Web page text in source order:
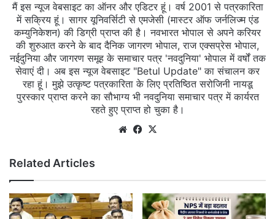
मैं इस न्यूज वेबसाइट का ऑनर और एडिटर हूं। वर्ष 2001 से पत्रकारिता
में सक्रिय हूं। सागर यूनिवर्सिटी से एमजेसी (मास्टर ऑफ जर्नलिज्म एंड
कम्युनिकेशन) की डिग्री प्राप्त की है। नवभारत भोपाल से अपने करियर
की शुरुआत करने के बाद दैनिक जागरण भोपाल, राज एक्सप्रेस भोपाल,
नईदुनिया और जागरण समूह के समाचार पत्र 'नवदुनिया' भोपाल में वर्षों तक
सेवाएं दी। अब इस न्यूज वेबसाइट "Betul Update" का संचालन कर
रहा हूं। मुझे उत्कृष्ट पत्रकारिता के लिए प्रतिष्ठित सरोजिनी नायडू
पुरस्कार प्राप्त करने का सौभाग्य भी नवदुनिया समाचार पत्र में कार्यरत
रहते हुए प्राप्त हो चुका है।
WebsiteFacebook
Related Articles